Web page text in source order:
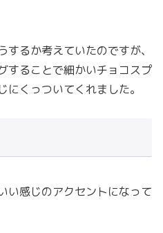
るか考えていたのですが、
することで細かいチョコスプ
にくっついてくれました。
い感じのアクセントになって